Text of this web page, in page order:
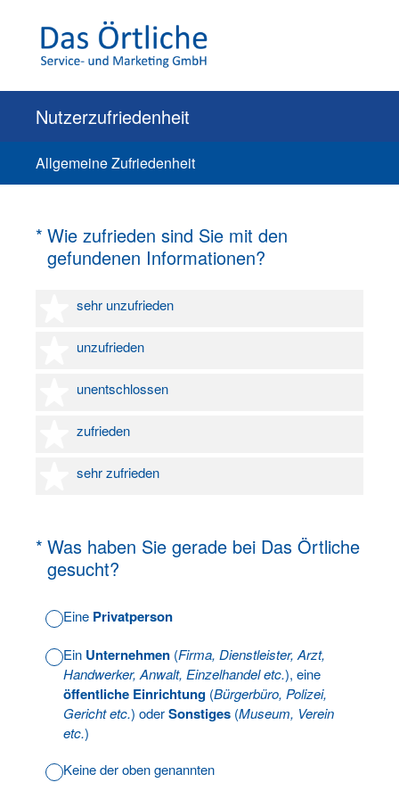
Nutzerzufriedenheit
Allgemeine Zufriedenheit
* Wie zufrieden sind Sie mit den
gefundenen Informationen?
(Erforderlich.)
sehr unzufrieden
1 Stern
unzufrieden
2 Sterne
unentschlossen
3 Sterne
zufrieden
4 Sterne
sehr zufrieden
5 Sterne
* Was haben Sie gerade bei Das Örtliche
gesucht?
(Erforderlich.)
Eine Privatperson
Ein Unternehmen (Firma, Dienstleister, Arzt,
Handwerker, Anwalt, Einzelhandel etc.), eine
öffentliche Einrichtung (Bürgerbüro, Polizei,
Gericht etc.) oderSonstiges (Museum, Verein
etc.)
Keine der oben genannten